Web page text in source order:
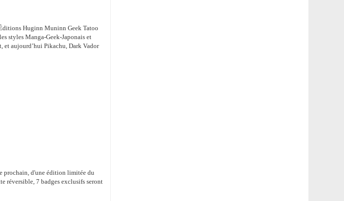
Huginn Muninn Geek Tatoo
styles Manga-Geek-Japonais et
et aujourd’hui Pikachu, Dark Vador
prochain, d'une édition limitée du
réversible, 7 badges exclusifs seront